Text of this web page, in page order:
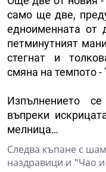
само ще две,
едноименната от
петминутният
стегнат и
смяна на темпото -
Изпълнението
въпреки
мелница…
Следва къпане с
наздравици и "Чао